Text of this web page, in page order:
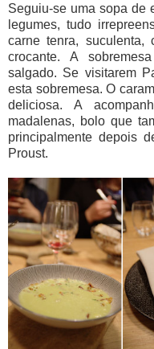
Seguiu-se uma sopa de
legumes, tudo
carne tenra, suculenta,
crocante. A
salgado. Se visitarem
esta sobremesa. O
deliciosa. A
madalenas, bolo que
principalmente depois
Proust.